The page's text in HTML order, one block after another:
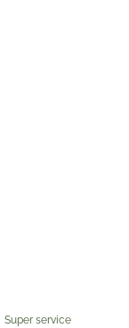
Super service